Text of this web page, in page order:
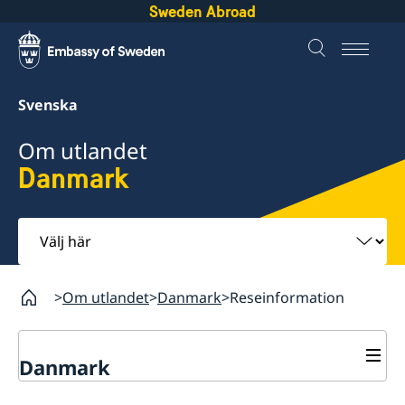
Sweden Abroad
Svenska
Om utlandet
Danmark
Välj
här
Om utlandet Danmark Reseinformation
Danmark